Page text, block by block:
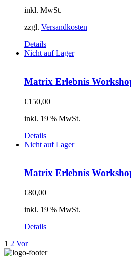
inkl. MwSt.
zzgl. Versandkosten
Details
Nicht auf Lager
Matrix Erlebnis
€150,00
inkl. 19 % MwSt.
Details
Nicht auf Lager
Matrix Erlebnis
€80,00
inkl. 19 % MwSt.
Details
1 2 Vor